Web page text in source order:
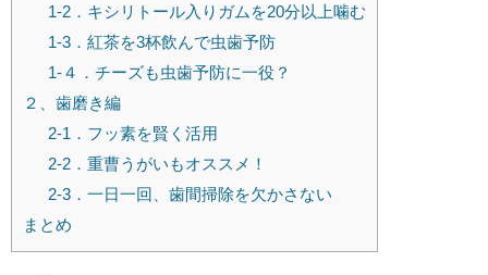
1-2．キシリトール入りガムを20分以上噛む
1-3．紅茶を3杯飲んで虫歯予防
1-４．チーズも虫歯予防に一役？
２、歯磨き編
2-1．フッ素を賢く活用
2-2．重曹うがいもオススメ！
2-3．一日一回、歯間掃除を欠かさない
まとめ